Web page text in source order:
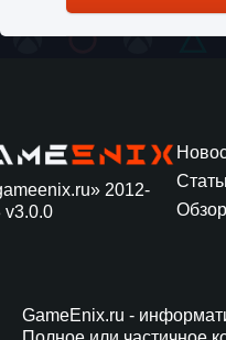
2012-
v3.0.0
GameEnix.ru -